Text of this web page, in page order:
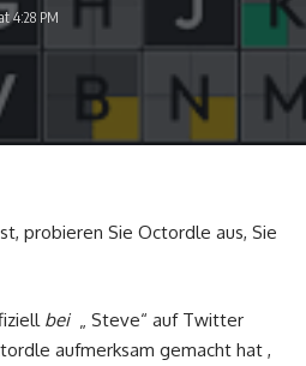
4:28 PM
probieren Sie Octordle aus, Sie
bei„ Steve“ auf Twitter
aufmerksam gemacht hat ,